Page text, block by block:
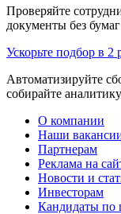
Проверяйте
документы без
Ускорьте подбор в 2
Автоматизируйте
собирайте
О компании
Наши
Партнерам
Реклама на
Новости и
Инвесторам
Кандидаты по